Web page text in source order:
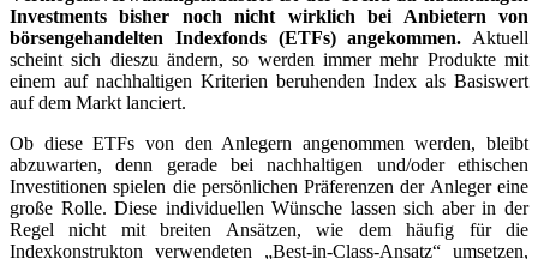
Investments bisher noch nicht wirklich bei Anbietern von
börsengehandelten Indexfonds (ETFs) angekommen. Aktuell
scheint sich dieszu ändern, so werden immer mehr Produkte mit
einem auf nachhaltigen Kriterien beruhenden Index als Basiswert
auf dem Markt lanciert.
Ob diese ETFs von den Anlegern angenommen werden, bleibt
abzuwarten, denn gerade bei nachhaltigen und/oder ethischen
Investitionen spielen die persönlichen Präferenzen der Anleger eine
große Rolle. Diese individuellen Wünsche lassen sich aber in der
Regel nicht mit breiten Ansätzen, wie dem häufig für die
Indexkonstrukton verwendeten „Best-in-Class-Ansatz“ umsetzen,